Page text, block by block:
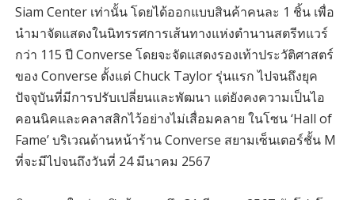
Siam Center เท่านั้น โดยได้ออกแบบสินค้าคนละ 1 ชิ้น เพื่อ
นำมาจัดแสดงในนิทรรศการเส้นทางแห่งตำนานสตรีทแวร์
กว่า 115 ปี Converse โดยจะจัดแสดงรองเท้าประวัติศาสตร์
ของ Converse ตั้งแต่ Chuck Taylor รุ่นแรก ไปจนถึงยุค
ปัจจุบันที่มีการปรับเปลี่ยนและพัฒนา แต่ยังคงความเป็นไอ
คอนนิคและคลาสสิกไว้อย่างไม่เสื่อมคลาย ในโซน ‘Hall of
Fame’ บริเวณด้านหน้าร้าน Converse สยามเซ็นเตอร์ชั้น M
ที่จะมีไปจนถึงวันที่ 24 มีนาคม 2567